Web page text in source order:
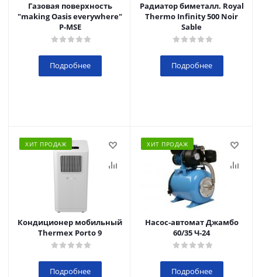
Газовая поверхность
"making Oasis everywhere"
P-MSE
Подробнее
Радиатор биметалл. Royal
Thermo Infinity 500 Noir
Sable
Подробнее
ХИТ ПРОДАЖ
Кондиционер мобильный
Thermex Porto 9
Подробнее
ХИТ ПРОДАЖ
Насос-автомат Джамбо
60/35 Ч-24
Подробнее